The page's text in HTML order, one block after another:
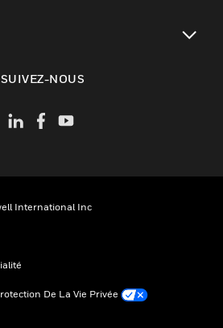
SUIVEZ-NOUS
International Inc
De La Vie Privée